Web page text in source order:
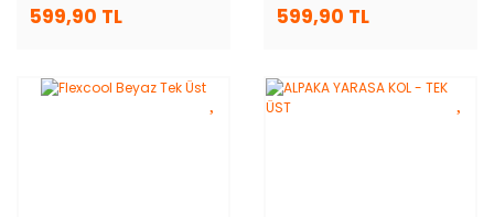
599,90 TL 599,90 TL